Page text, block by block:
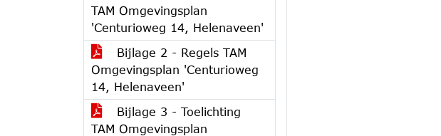
TAM Omgevingsplan
'Centurioweg 14, Helenaveen'
Bijlage 2 - Regels TAM
Omgevingsplan 'Centurioweg
14, Helenaveen'
Bijlage 3 - Toelichting
TAM Omgevingsplan